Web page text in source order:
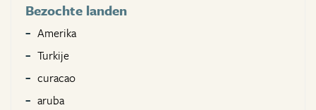
Bezochte landen
Amerika
Turkije
curacao
aruba